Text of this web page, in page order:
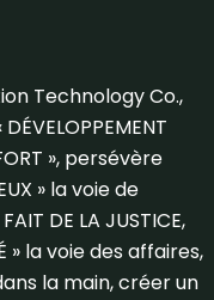
Technology Co.,
», persévère
» la voie de
DE LA JUSTICE,
» la voie des affaires,
la main, créer un